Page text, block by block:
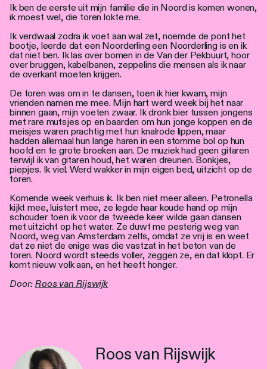
Ik ben de eerste uit mijn familie die in Noord is komen wonen,
ik moest wel, die toren lokte me.
Ik verdwaal zodra ik voet aan wal zet, noemde de pont het
bootje, leerde dat een Noorderling een Noorderling is en ik
dat niet ben. Ik las over bomen in de Van der Pekbuurt, hoor
over bruggen, kabelbanen, zeppelins die mensen als ik naar
de overkant moeten krijgen.
De toren was om in te dansen, toen ik hier kwam, mijn
vrienden namen me mee. Mijn hart werd week bij het naar
binnen gaan, mijn voeten zwaar. Ik dronk bier tussen jongens
met rare mutsjes op en baarden om hun jonge koppen en de
meisjes waren prachtig met hun knalrode lippen, maar
hadden allemaal hun lange haren in een stomme bol op hun
hoofd en te grote broeken aan. De muziek had geen gitaren
terwijl ik van gitaren houd, het waren dreunen. Bonkjes,
piepjes. Ik viel. Werd wakker in mijn eigen bed, uitzicht op de
toren.
Komende week verhuis ik. Ik ben niet meer alleen. Petronella
kijkt mee, luistert mee, ze legde haar koude hand op mijn
schouder toen ik voor de tweede keer wilde gaan dansen
met uitzicht op het water. Ze duwt me pesterig weg van
Noord, weg van Amsterdam zelfs, omdat ze vrij is en weet
dat ze niet de enige was die vastzat in het beton van de
toren. Noord wordt steeds voller, zeggen ze, en dat klopt. Er
komt nieuw volk aan, en het heeft honger.
Door:Roos van Rijswijk
Roos van Rijswijk